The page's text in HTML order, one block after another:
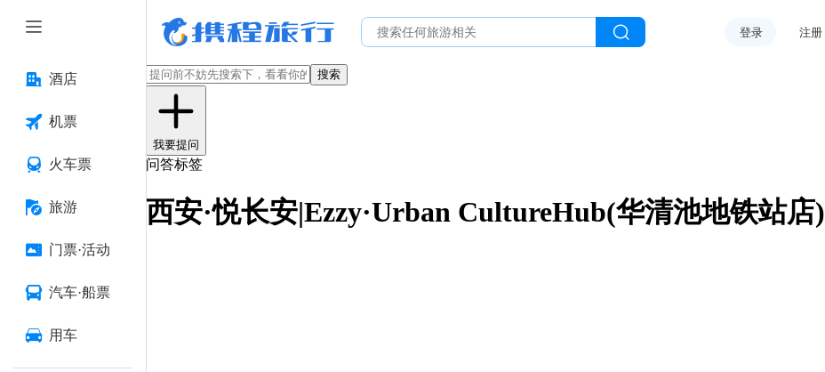
酒店
机票
火车票
旅游
门票·活动
汽车·船票
用车
登录 注册
搜索
我要提问
问答标签
西安·悦长安|Ezzy·Urban CultureHub(华清池地铁站店)